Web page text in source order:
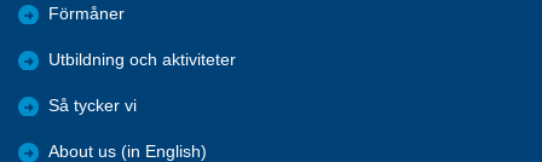
Förmåner
Utbildning och aktiviteter
Så tycker vi
About us (in English)